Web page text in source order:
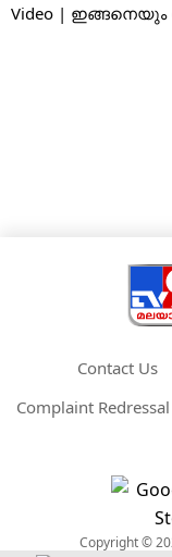
Video |
Contact Us
Complaint Redressal
Copyright ©